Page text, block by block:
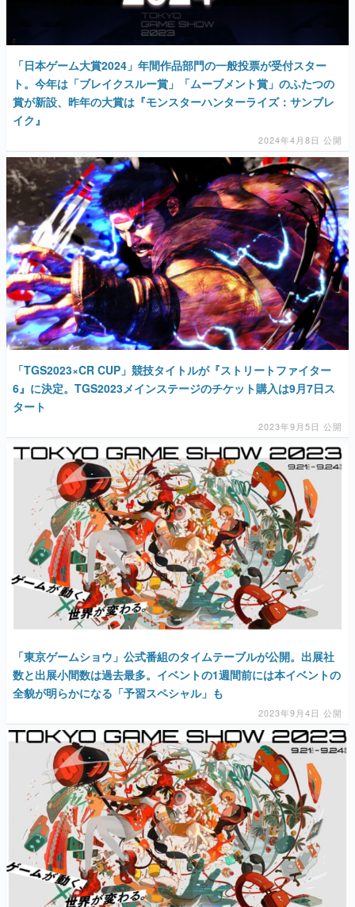
「日本ゲーム大賞2024」年間作品部門の一般投票が受付スター
ト。今年は「ブレイクスルー賞」「ムーブメント賞」のふたつの
賞が新設、昨年の大賞は『モンスターハンターライズ：サンブレ
イク』
2024年4月8日 公開
「TGS2023×CR CUP」競技タイトルが『ストリートファイター
6』に決定。TGS2023メインステージのチケット購入は9月7日ス
タート
2023年9月5日 公開
「東京ゲームショウ」公式番組のタイムテーブルが公開。出展社
数と出展小間数は過去最多。イベントの1週間前には本イベントの
全貌が明らかになる「予習スペシャル」も
2023年9月4日 公開